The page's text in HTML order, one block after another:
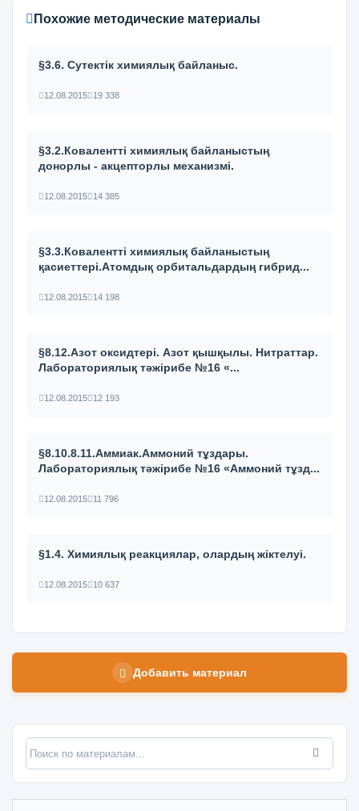
Похожие методические материалы
§3.6. Сутектік химиялық байланыс.
12.08.2015 19 338
§3.2.Ковалентті химиялық байланыстың
донорлы - акцепторлы механизмі.
12.08.2015 14 385
§3.3.Ковалентті химиялық байланыстың
қасиеттері.Атомдық орбитальдардың гибрид...
12.08.2015 14 198
§8.12.Азот оксидтері. Азот қышқылы. Нитраттар.
Лабораториялық тәжірибе №16 «...
12.08.2015 12 193
§8.10.8.11.Аммиак.Аммоний тұздары.
Лабораториялық тәжірибе №16 «Аммоний тұзд...
12.08.2015 11 796
§1.4. Химиялық реакциялар, олардың жіктелуі.
12.08.2015 10 637
Добавить материал